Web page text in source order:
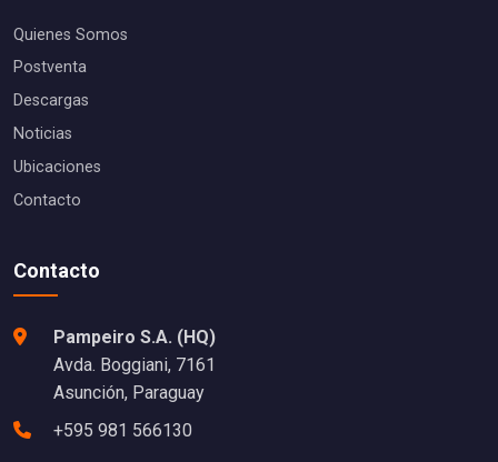
Quienes Somos
Postventa
Descargas
Noticias
Ubicaciones
Contacto
Contacto
Pampeiro S.A. (HQ)
Avda. Boggiani, 7161
Asunción, Paraguay
+595 981 566130